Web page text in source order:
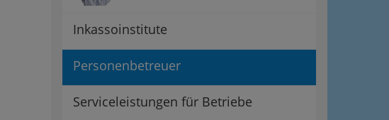
Inkassoinstitute
Personenbetreuer
Serviceleistungen für Betriebe